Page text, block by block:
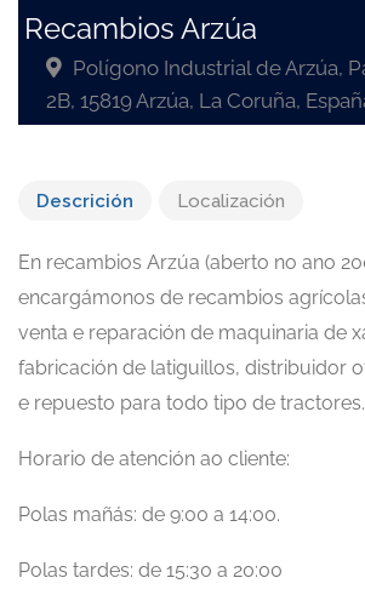
Recambios Arzúa
Polígono Industrial de Arzúa,
2B, 15819 Arzúa, La Coruña,
Descrición Localización
En recambios Arzúa (aberto no ano
encargámonos de recambios
venta e reparación de maquinaria de
fabricación de latiguillos, distribuidor
e repuesto para todo tipo de tractores.
Horario de atención ao cliente:
Polas mañás: de 9:00 a 14:00.
Polas tardes: de 15:30 a 20:00